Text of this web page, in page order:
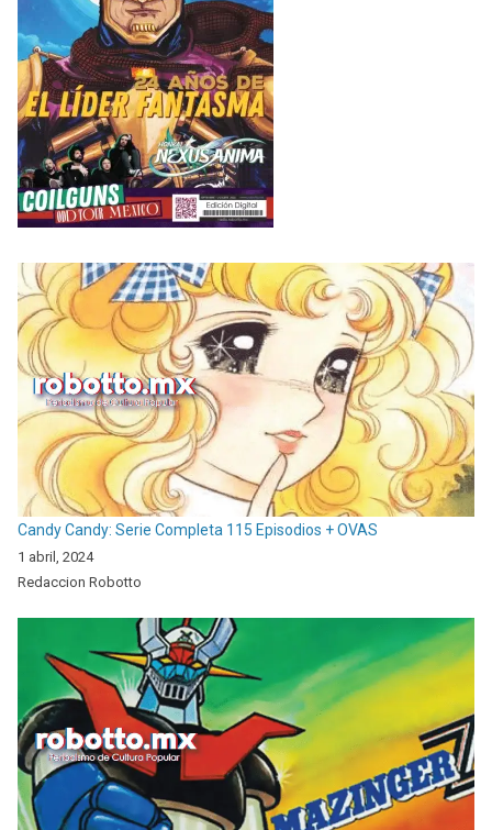
Candy Candy: Serie Completa 115 Episodios + OVAS
1 abril, 2024
Redaccion Robotto